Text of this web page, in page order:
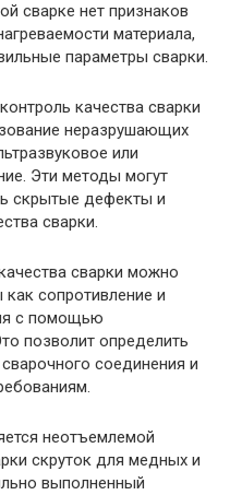
сварке нет признаков
материала,
параметры сварки.
качества сварки
неразрушающих
или
Эти методы могут
скрытые дефекты и
сварки.
сварки можно
сопротивление и
с помощью
позволит определить
соединения и
неотъемлемой
скруток для медных и
выполненный